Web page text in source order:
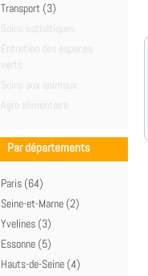
Transport (3)
Soins esthétiques
Entretien des espaces
verts
Soins aux animaux
Agro alimentaire
Par départements
Paris (64)
Seine-et-Marne (2)
Yvelines (3)
Essonne (5)
Hauts-de-Seine (4)